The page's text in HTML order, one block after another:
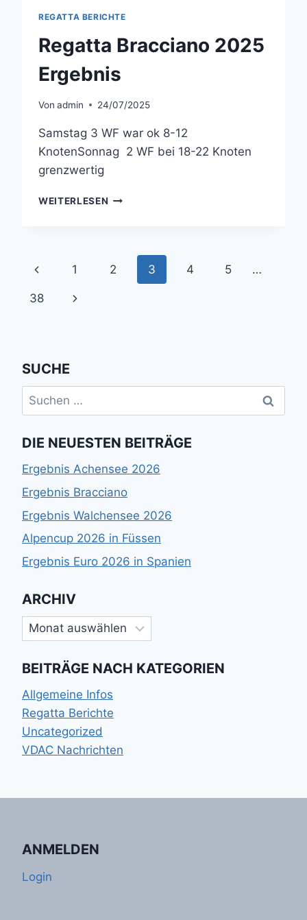
REGATTA BERICHTE
Regatta Bracciano 2025
Ergebnis
Von admin 24/07/2025
Samstag 3 WF war ok 8-12
KnotenSonnag 2 WF bei 18-22 Knoten
grenzwertig
WEITERLESEN REGATTA
Seitennavigation
Vorherige
Seite
1 2 3 4 5 …
38
Nächste
SUCHE
Suchen
nach:
DIE NEUESTEN BEITRÄGE
Ergebnis Achensee 2026
Ergebnis Bracciano
Ergebnis Walchensee 2026
Alpencup 2026 in Füssen
Ergebnis Euro 2026 in Spanien
ARCHIV
Archiv
BEITRÄGE NACH KATEGORIEN
Allgemeine Infos
Regatta Berichte
Uncategorized
VDAC Nachrichten
ANMELDEN
Login